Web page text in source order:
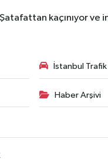
kaçınıyor ve
İstanbul
Haber Arşivi